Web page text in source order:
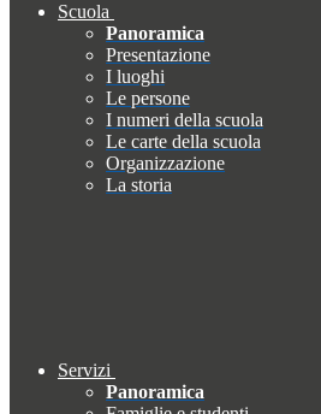
Scuola
Panoramica
Presentazione
I luoghi
Le persone
I numeri della scuola
Le carte della scuola
Organizzazione
La storia
Servizi
Panoramica